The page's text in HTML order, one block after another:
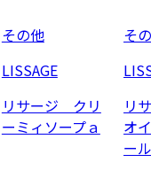
その他
LISSAGE
リサージ クリ
ーミィソープａ
そ
リ
オ
ー